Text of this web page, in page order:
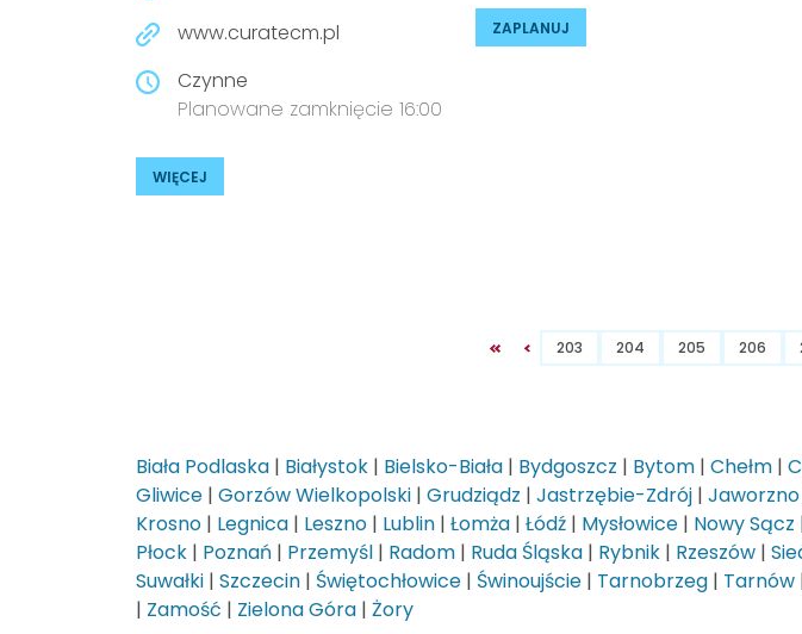
www.curatecm.pl
Czynne
Planowane zamknięcie 16:00
WIĘCEJ
ZAPLANUJ
203 204 205 206
Biała Podlaska | Białystok | Bielsko-Biała | Bydgoszcz | Bytom | Chełm |
Gliwice | Gorzów Wielkopolski | Grudziądz | Jastrzębie-Zdrój | Jaworzno
Krosno | Legnica | Leszno | Lublin | Łomża | Łódź | Mysłowice | Nowy Sącz
Płock | Poznań | Przemyśl | Radom | Ruda Śląska | Rybnik | Rzeszów |
Suwałki | Szczecin | Świętochłowice | Świnoujście | Tarnobrzeg | Tarnów
| Zamość | Zielona Góra | Żory